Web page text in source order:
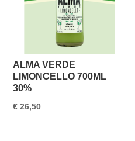
ALMA VERDE
LIMONCELLO 700ML
30%
€ 26,50